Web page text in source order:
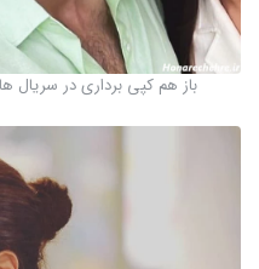
باز هم کپی برداری در سریال